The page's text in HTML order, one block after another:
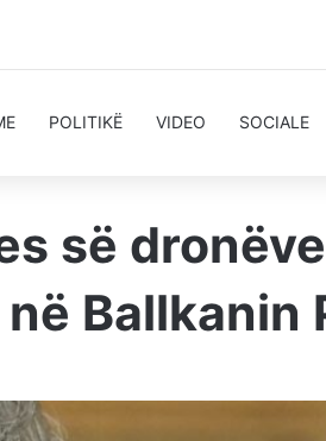
POLITIKË VIDEO SOCIALE
së
Ballkanin